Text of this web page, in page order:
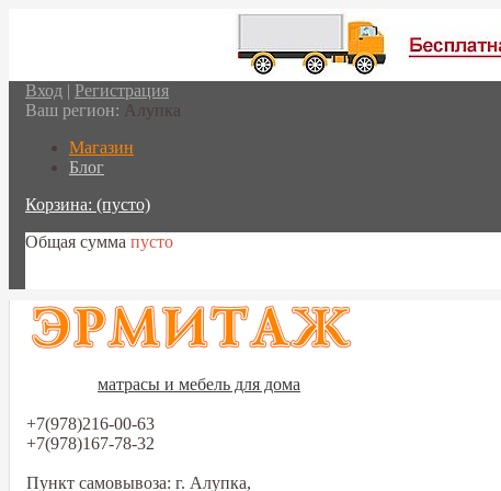
Вход | Регистрация
Ваш регион: Алупка
Магазин
Блог
Корзина: (пусто)
Общая сумма пусто
матрасы и мебель для дома
+7(978)216-00-63
+7(978)167-78-32
Пункт самовывоза: г. Алупка,